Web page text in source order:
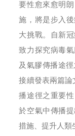
要性愈來愈明
施，將是步入
大挑戰。自新
致力探究病毒
及氣膠傳播途
接續發表兩篇論
播途徑之重要
於空氣中傳播
措施、提升人類